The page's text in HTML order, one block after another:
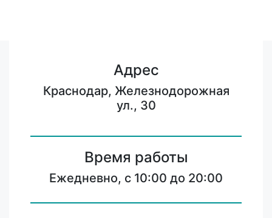
Адрес
Краснодар, Железнодорожная
ул., 30
Время работы
Ежедневно, с 10:00 до 20:00